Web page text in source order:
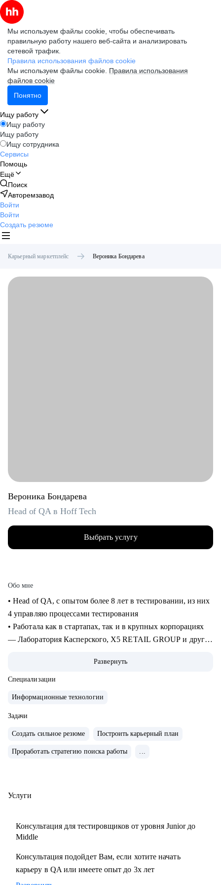
Мы используем файлы cookie, чтобы обеспечивать
правильную работу нашего веб-сайта и анализировать
сетевой трафик.
Правила использования файлов cookie
Мы используем файлы cookie. Правила использования
файлов cookie
Понятно
Ищу работу
Ищу работу
Ищу работу
Ищу сотрудника
Сервисы
Помощь
Ещё
Поиск
Авторемзавод
Войти
Войти
Создать резюме
Карьерный маркетплейс Вероника Бондарева
Вероника Бондарева
Head of QA в Hoff Tech
Выбрать услугу
Обо мне
• Head of QA, c опытом более 8 лет в тестировании, из них
4 управляю процессами тестирования
• Работала как в стартапах, так и в крупных корпорациях
— Лаборатория Касперского, X5 RETAIL GROUP и другие
тестирования с командой 15+ человек
• Занималась ручным и автоматизированным
desktop)
• Занимаюсь построением QA процессов и команды,
развитием и интеграции QA в процесс разработки
• Выстраиваю прикладные метрики, средства мониторинга
manual, QA Auto
• Занимаюсь менторством с 2021 года
С чем помогу:
• Создание резюме
• Подготовка к собеседованию на различные позиции
Развернуть
Специализации
Информационные технологии
Задачи
Создать сильное резюме Построить карьерный план
Проработать стратегию поиска работы ...
Услуги
Консультация для тестировщиков от уровня Junior до
Middle
Консультация подойдет Вам, если хотите начать
карьеру в QA или имеете опыт до 3х лет